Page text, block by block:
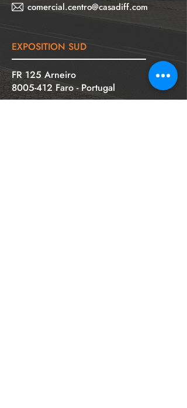
comercial.centro@casadiff.com
EXPOSITION SUD
FR 125 Arneiro
8005-412Faro - Portugal